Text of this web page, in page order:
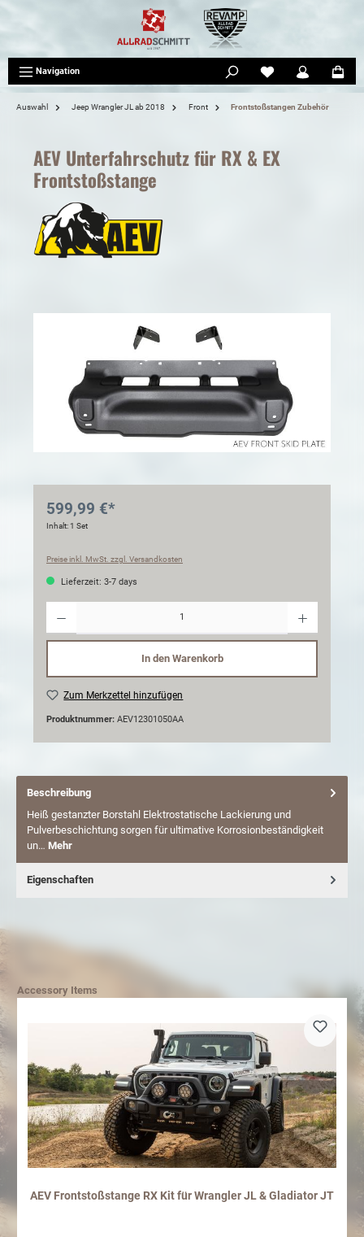
Navigation
Auswahl Jeep Wrangler JL ab 2018 Front Frontstoßstangen Zubehör
AEV Unterfahrschutz für RX & EX
Frontstoßstange
599,99 €*
Inhalt:1 Set
Preise inkl. MwSt. zzgl. Versandkosten
Lieferzeit: 3-7 days
In den Warenkorb
Zum Merkzettel hinzufügen
Produktnummer: AEV12301050AA
Beschreibung
Heiß gestanzter Borstahl Elektrostatische Lackierung und
Pulverbeschichtung sorgen für ultimative Korrosionbeständigkeit
un… Mehr
Eigenschaften
Accessory Items
AEV Frontstoßstange RX Kit für Wrangler JL & Gladiator JT